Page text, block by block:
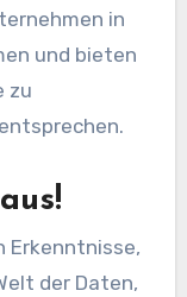
in
und bieten
zu
der Daten,